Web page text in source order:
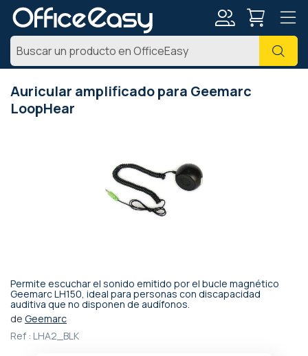
Auricular amplificado para Geemarc
LoopHear
Permite escuchar el sonido emitido por el bucle magnético
Geemarc LH150, ideal para personas con discapacidad
auditiva que no disponen de audífonos.
de Geemarc
Ref : LHA2_BLK
Saltar
al
comienzo
de